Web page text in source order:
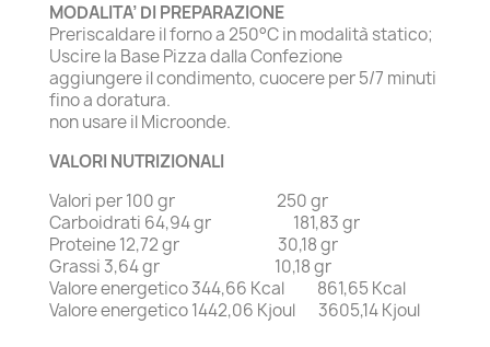
MODALITA’ DI PREPARAZIONE
Preriscaldare il forno a 250°C in modalità statico;
Uscire la Base Pizza dalla Confezione
aggiungere il condimento, cuocere per 5/7 minuti
fino a doratura.
non usare il Microonde.
VALORI NUTRIZIONALI
Valori per 100 gr 250 gr
Carboidrati 64,94 gr 181,83 gr
Proteine 12,72 gr 30,18 gr
Grassi 3,64 gr 10,18 gr
Valore energetico 344,66 Kcal 861,65 Kcal
Valore energetico 1442,06 Kjoul 3605,14 Kjoul